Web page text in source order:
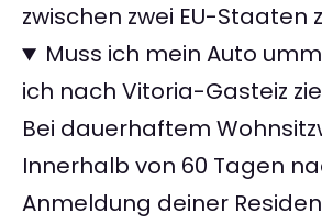
zwischen zwei EU-Staaten
Muss ich mein Auto
ich nach Vitoria-Gasteiz
Bei dauerhaftem
Innerhalb von 60 Tagen
Anmeldung deiner